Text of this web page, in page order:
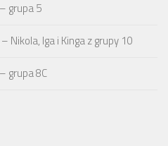
grupa 5
Nikola, Iga i Kinga z grupy 10
grupa 8C